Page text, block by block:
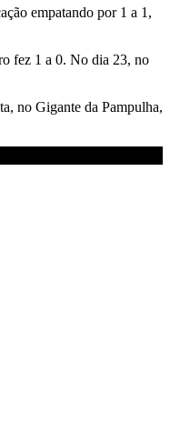
empatando por 1 a 1,
fez 1 a 0. No dia 23, no
no Gigante da Pampulha,